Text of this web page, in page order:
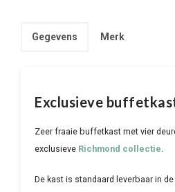
Gegevens Merk
Exclusieve
Zeer fraaie buffetkast met vier
exclusieve Richmond collectie.
De kast is standaard leverbaar in